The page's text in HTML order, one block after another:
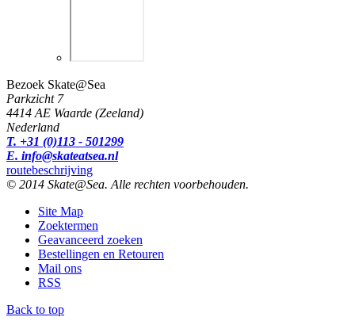
Bezoek Skate@Sea
Parkzicht 7
4414 AE Waarde (Zeeland)
Nederland
T. +31 (0)113 - 501299
E. info@skateatsea.nl
routebeschrijving
© 2014 Skate@Sea. Alle rechten voorbehouden.
Site Map
Zoektermen
Geavanceerd zoeken
Bestellingen en Retouren
Mail ons
RSS
Back to top